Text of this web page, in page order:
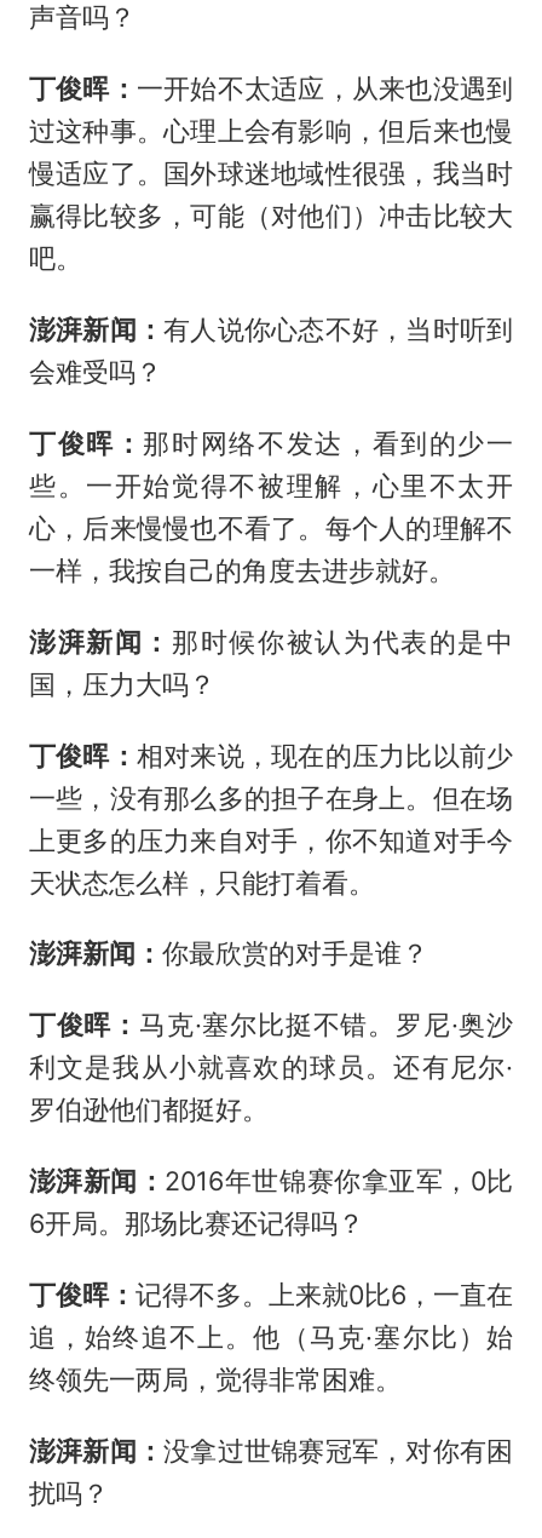
声音吗？
丁俊晖： 一开始不太适应，从来也没遇到
过这种事。心理上会有影响，但后来也慢
慢适应了。国外球迷地域性很强，我当时
赢得比较多，可能（对他们）冲击比较大
吧。
澎湃新闻：有人说你心态不好，当时听到
会难受吗？
丁俊晖： 那时网络不发达，看到的少一
些。一开始觉得不被理解，心里不太开
心，后来慢慢也不看了。每个人的理解不
一样，我按自己的角度去进步就好。
澎湃新闻： 那时候你被认为代表的是中
国，压力大吗？
丁俊晖： 相对来说，现在的压力比以前少
一些，没有那么多的担子在身上。但在场
上更多的压力来自对手，你不知道对手今
天状态怎么样，只能打着看。
澎湃新闻： 你最欣赏的对手是谁？
丁俊晖： 马克·塞尔比挺不错。罗尼·奥沙
利文是我从小就喜欢的球员。还有尼尔·
罗伯逊他们都挺好。
澎湃新闻： 2016年世锦赛你拿亚军，0比
6开局。那场比赛还记得吗？
丁俊晖： 记得不多。上来就0比6，一直在
追，始终追不上。他（马克·塞尔比）始
终领先一两局，觉得非常困难。
澎湃新闻：没拿过世锦赛冠军，对你有困
扰吗？